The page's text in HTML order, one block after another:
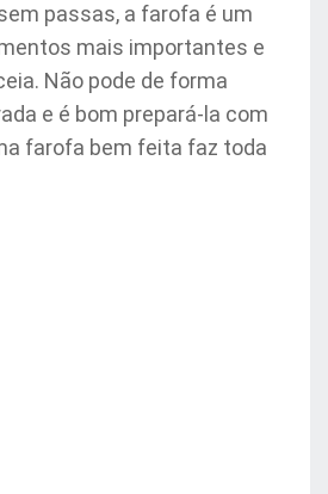
passas, a farofa é um
mais importantes e
Não pode de forma
e é bom prepará-la com
farofa bem feita faz toda